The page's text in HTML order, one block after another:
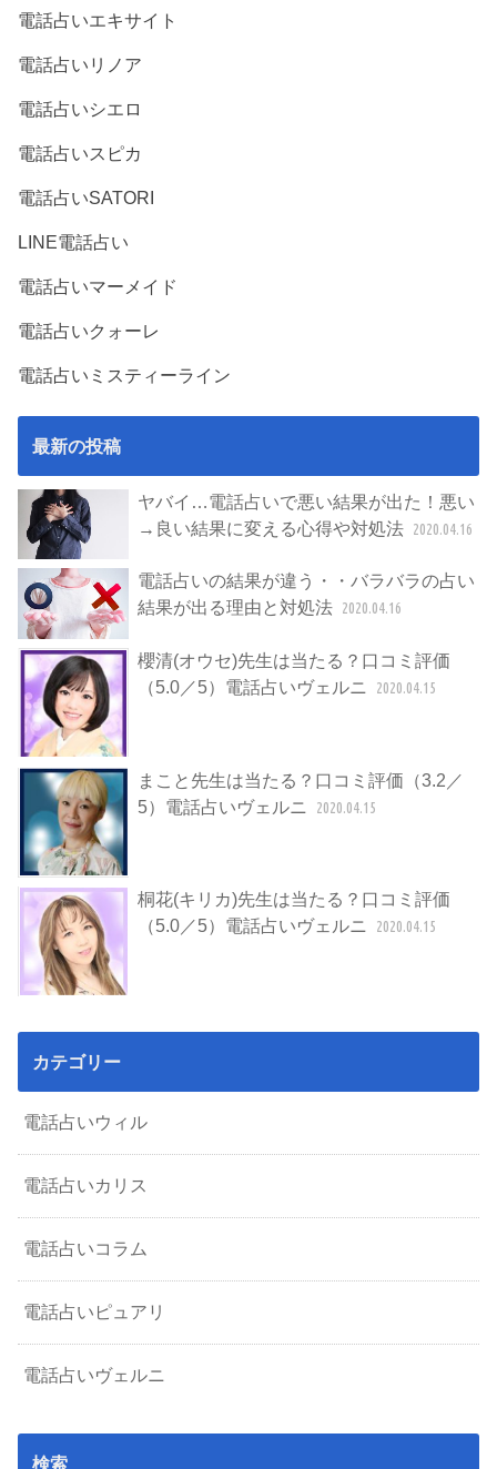
電話占いエキサイト
電話占いリノア
電話占いシエロ
電話占いスピカ
電話占いSATORI
LINE電話占い
電話占いマーメイド
電話占いクォーレ
電話占いミスティーライン
最新の投稿
ヤバイ…電話占いで悪い結果が出た！悪い
→良い結果に変える心得や対処法 2020.04.16
電話占いの結果が違う・・バラバラの占い
結果が出る理由と対処法 2020.04.16
櫻清(オウセ)先生は当たる？口コミ評価
（5.0／5）電話占いヴェルニ
2020.04.15
まこと先生は当たる？口コミ評価（3.2／
5）電話占いヴェルニ
2020.04.15
桐花(キリカ)先生は当たる？口コミ評価
（5.0／5）電話占いヴェルニ
2020.04.15
カテゴリー
電話占いウィル
電話占いカリス
電話占いコラム
電話占いピュアリ
電話占いヴェルニ
検索